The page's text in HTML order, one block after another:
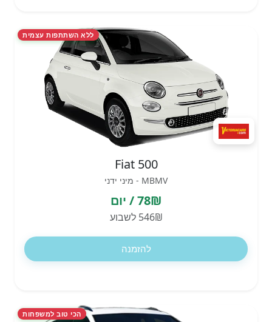
ללא השתתפות עצמית
Fiat 500
MBMV - מיני ידני
78₪ / יום
546₪ לשבוע
להזמנה
הכי טוב למשפחות